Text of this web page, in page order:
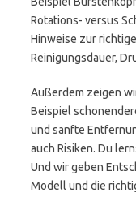
Rotations- versus
Hinweise zur
Reinigungsdauer,
Außerdem zeigen
Beispiel
und sanfte
auch Risiken. Du
Und wir geben
Modell und die